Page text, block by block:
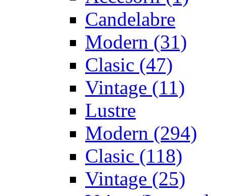
Candelabre
Modern (31)
Clasic (47)
Vintage (11)
Lustre
Modern (294)
Clasic (118)
Vintage (25)